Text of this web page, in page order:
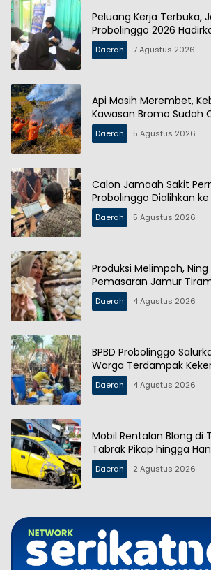
Peluang Kerja Terbuka,
Probolinggo 2026
Daerah 7 Agustus 2026
Api Masih Merembet,
Kawasan Bromo Sudah
Daerah 5 Agustus 2026
Calon Jamaah Sakit
Probolinggo Dialihkan ke
Daerah 5 Agustus 2026
Produksi Melimpah,
Pemasaran Jamur
Daerah 4 Agustus 2026
BPBD Probolinggo
Warga Terdampak
Daerah 4 Agustus 2026
Mobil Rentalan Blong di
Tabrak Pikap hingga
Daerah 2 Agustus 2026